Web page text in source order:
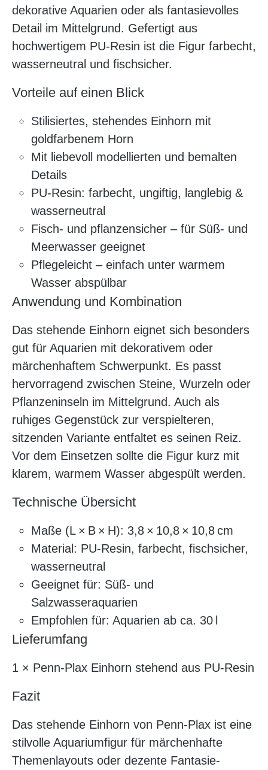
dekorative Aquarien oder als fantasievolles
Detail im Mittelgrund. Gefertigt aus
hochwertigem PU‑Resin ist die Figur farbecht,
wasserneutral und fischsicher.
Vorteile auf einen Blick
Stilisiertes, stehendes Einhorn mit
goldfarbenem Horn
Mit liebevoll modellierten und bemalten
Details
PU‑Resin: farbecht, ungiftig, langlebig &
wasserneutral
Fisch- und pflanzensicher – für Süß- und
Meerwasser geeignet
Pflegeleicht – einfach unter warmem
Wasser abspülbar
Anwendung und Kombination
Das stehende Einhorn eignet sich besonders
gut für Aquarien mit dekorativem oder
märchenhaftem Schwerpunkt. Es passt
hervorragend zwischen Steine, Wurzeln oder
Pflanzeninseln im Mittelgrund. Auch als
ruhiges Gegenstück zur verspielteren,
sitzenden Variante entfaltet es seinen Reiz.
Vor dem Einsetzen sollte die Figur kurz mit
klarem, warmem Wasser abgespült werden.
Technische Übersicht
Maße (L × B × H): 3,8 × 10,8 × 10,8 cm
Material: PU‑Resin, farbecht, fischsicher,
wasserneutral
Geeignet für: Süß- und
Salzwasseraquarien
Empfohlen für: Aquarien ab ca. 30 l
Lieferumfang
1 × Penn‑Plax Einhorn stehend aus PU‑Resin
Fazit
Das stehende Einhorn von Penn‑Plax ist eine
stilvolle Aquariumfigur für märchenhafte
Themenlayouts oder dezente Fantasie-